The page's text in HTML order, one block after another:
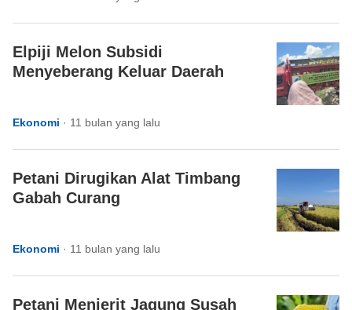
Elpiji Melon Subsidi
Menyeberang Keluar Daerah
Ekonomi · 11 bulan yang lalu
Petani Dirugikan Alat Timbang
Gabah Curang
Ekonomi · 11 bulan yang lalu
Petani Menjerit Jagung Susah